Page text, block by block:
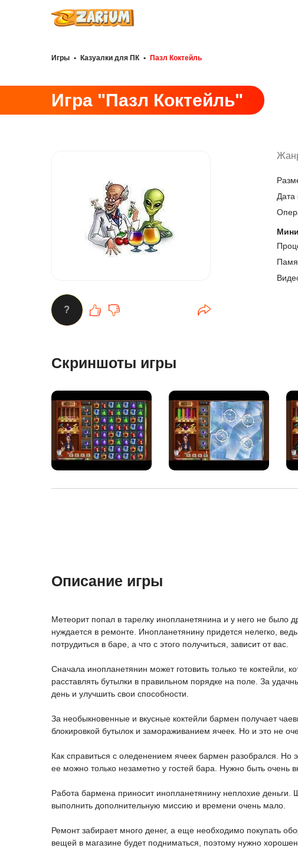
Игры • Казуалки для ПК • Пазл Коктейль
Игра "Пазл Коктейль"
Дата
?
Скриншоты игры
Описание игры
Метеорит попал в тарелку инопланетянина и у него не было
нуждается в ремонте. Инопланетянину придется нелегко,
потрудиться в баре, а что с этого получиться, зависит от вас.
Сначала инопланетянин может готовить только те коктейли,
расставлять бутылки в правильном порядке на поле. За
день и улучшить свои способности.
За необыкновенные и вкусные коктейли бармен получает
блокировкой бутылок и замораживанием ячеек. Но и это не
Как справиться с оледенением ячеек бармен разобрался. Но
ее можно только незаметно у гостей бара. Нужно быть очень
Работа бармена приносит инопланетянину неплохие
выполнить дополнительную миссию и времени очень мало.
Ремонт забирает много денег, а еще необходимо покупать
вещей в магазине будет подниматься, поэтому нужно